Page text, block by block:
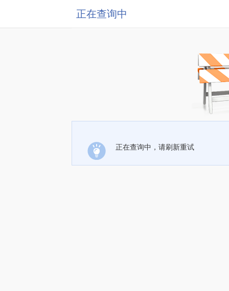
正在查询中
正在查询中，请刷新重试